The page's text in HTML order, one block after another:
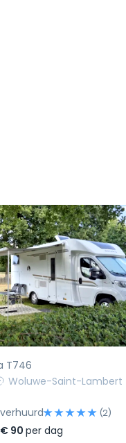
T746
Woluwe-Saint-Lambert
(2)
€ 90 per dag